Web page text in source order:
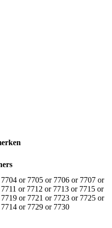
7704 or 7705 or 7706 or 7707 or
7711 or 7712 or 7713 or 7715 or
7719 or 7721 or 7723 or 7725 or
7714 or 7729 or 7730